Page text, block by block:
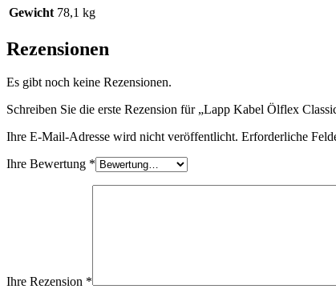
Gewicht 78,1 kg
Rezensionen
Es gibt noch keine Rezensionen.
Schreiben Sie die erste Rezension für „Lapp Kabel Ölflex
Ihre E-Mail-Adresse wird nicht veröffentlicht. Erforderliche
Ihre Bewertung *
Ihre Rezension *